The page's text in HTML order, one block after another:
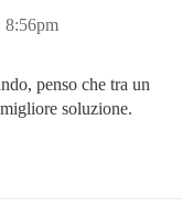
8:56pm
penso che tra un
soluzione.